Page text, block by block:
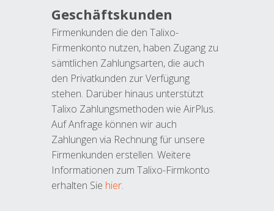
Geschäftskunden
Firmenkunden die den Talixo-
Firmenkonto nutzen, haben Zugang zu
sämtlichen Zahlungsarten, die auch
den Privatkunden zur Verfügung
stehen. Darüber hinaus unterstützt
Talixo Zahlungsmethoden wie AirPlus.
Auf Anfrage können wir auch
Zahlungen via Rechnung für unsere
Firmenkunden erstellen. Weitere
Informationen zum Talixo-Firmkonto
erhalten Sie hier.